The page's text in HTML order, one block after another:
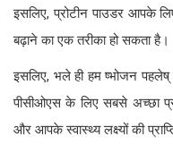
इसलिए, प्रोटीन पाउडर आपके
बढ़ाने का एक तरीका हो सकता है।
इसलिए, भले ही हम ष्भोजन
पीसीओएस के लिए सबसे अच्छा
और आपके स्वास्थ्य लक्ष्यों की